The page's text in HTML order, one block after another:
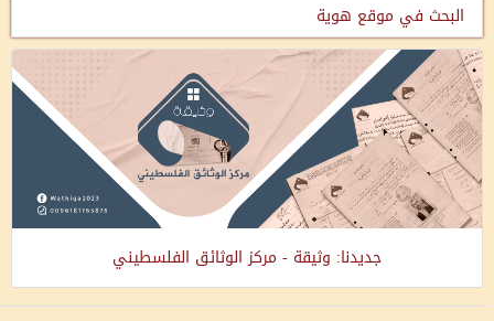
البحث في موقع هوية
جديدنا: وثيقة - مركز الوثائق الفلسطيني